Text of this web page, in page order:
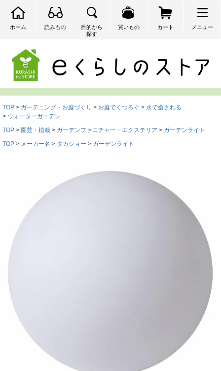
ホーム 読みもの
目的から
探す
買いもの カート メニュー
TOP ガーデニング・お庭づくり お庭でくつろぐ
水で癒される
ウォーターガーデン
TOP
園芸・植栽 ガーデンファニチャー・エクステリア
ガーデンライト
TOP
メーカー名 タカショー ガーデンライト